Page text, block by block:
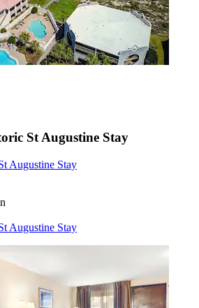
St Augustine Stay
Augustine Stay
Augustine Stay